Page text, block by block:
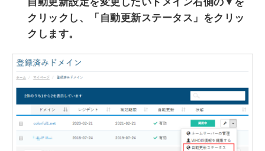
クリックし、「自動更新ステータス」をクリッ
クします。